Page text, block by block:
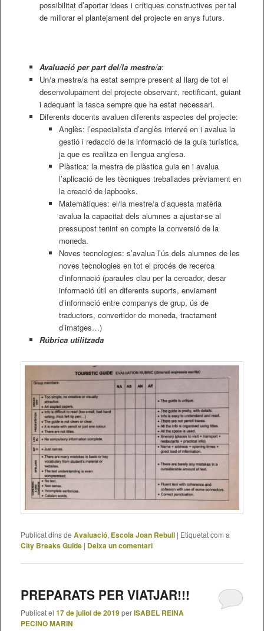
possibilitat d’aportar idees i crítiques constructives per tal
de millorar el plantejament del projecte en anys futurs.
Avaluació per part del/la mestre/a:
Un/a mestre/a ha estat sempre present al llarg de tot el
desenvolupament del projecte observant, rectificant, guiant
i adequant la tasca sempre que ha estat necessari.
Diferents docents avaluen diferents aspectes del projecte:
Anglès: l’especialista d’anglès intervé en i avalua la
gestió i redacció de la informació de la guia turística,
ja que es realitza en llengua anglesa.
Plàstica: la mestra de plàstica guia en i avalua
l’aplicació de les tècniques treballades prèviament en
la creació de lapbooks.
Matemàtiques: el/la mestre/a d’aquesta matèria
avalua la capacitat dels alumnes a ajustar-se al
pressupost tenint en compte la conversió de la
moneda.
Noves tecnologies: s’avalua l’ús dels alumnes de les
noves tecnologies en tot el procés de recerca
d’informació (paraules clau per la cercador, desar
informació útil en diferents suports, enviament
d’informació entre companys de grup, ús de
traductors, convertidor de moneda, tractament
d’imatges…)
Rúbrica utilitzada
Publicat dins de Avaluació, Escola Joan Rebull | Etiquetat com a
City Breaks Guide | Deixa un comentari
PREPARATS PER VIATJAR!!!
Publicat el 17 de juliol de 2019perISABEL REINA
PECINO MARIN